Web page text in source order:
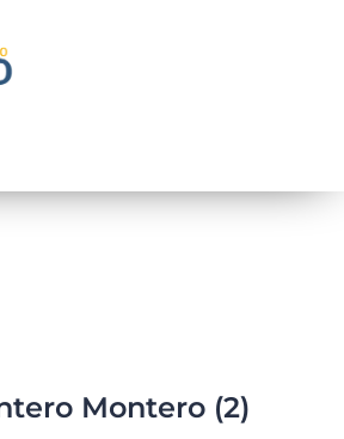
Montero (2)